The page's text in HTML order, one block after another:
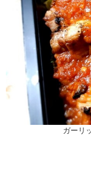
ガーリ